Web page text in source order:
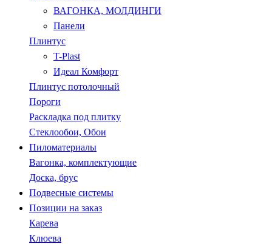
ВАГОНКА, МОЛДИНГИ
Панели
Плинтус
T-Plast
Идеал Комфорт
Плинтус потолочный
Пороги
Раскладка под плитку
Стеклообои, Обои
Пиломатериалы
Вагонка, комплектующие
Доска, брус
Подвесные системы
Позиции на заказ
Карева
Клюева